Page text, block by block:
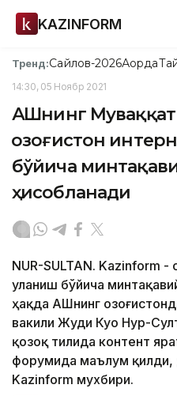
KAZINFORM
Тренд:Сайлов-2026Ақорда
14:30, 05 Ноябр 2021
АҚШнинг
Қозоғистон
бўйича
ҳисобланади
NUR-SULTAN. Kazinform -
уланиш бўйича
ҳақда AҚШнинг
вакили Жуди Куо Нур-
қозоқ тилида контент
форумида маълум қилди,
Kazinform мухбири.